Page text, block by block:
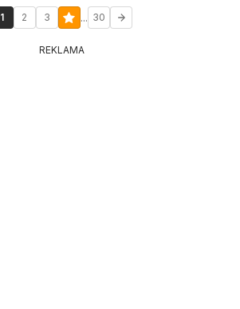
1 2 3 ... 30
REKLAMA